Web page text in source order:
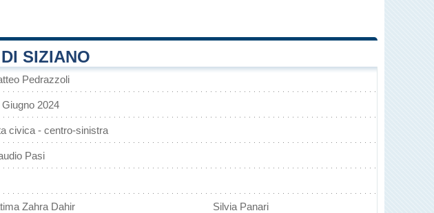
SIZIANO
Pedrazzoli
Giugno 2024
civica - centro-sinistra
Pasi
Zahra Dahir Silvia Panari